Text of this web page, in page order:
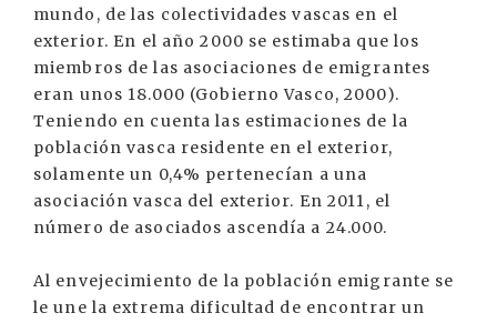
mundo, de las colectividades vascas en el
exterior. En el año 2000 se estimaba que los
miembros de las asociaciones de emigrantes
eran unos 18.000 (Gobierno Vasco, 2000).
Teniendo en cuenta las estimaciones de la
población vasca residente en el exterior,
solamente un 0,4% pertenecían a una
asociación vasca del exterior. En 2011, el
número de asociados ascendía a 24.000.
Al envejecimiento de la población emigrante se
le une la extrema dificultad de encontrar un